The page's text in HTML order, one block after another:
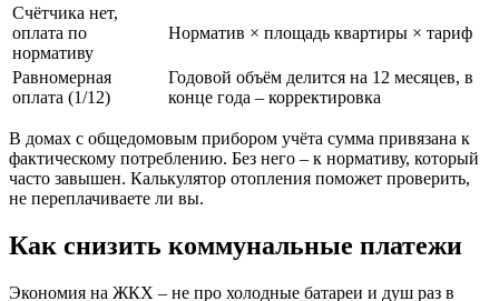
Счётчика нет,
оплата по
нормативу
Норматив × площадь квартиры × тариф
Равномерная
оплата (1/12)
Годовой объём делится на 12 месяцев, в
конце года – корректировка
В домах с общедомовым прибором учёта сумма привязана к
фактическому потреблению. Без него – к нормативу, который
часто завышен. Калькулятор отопления поможет проверить,
не переплачиваете ли вы.
Как снизить коммунальные платежи
Экономия на ЖКХ – не про холодные батареи и душ раз в